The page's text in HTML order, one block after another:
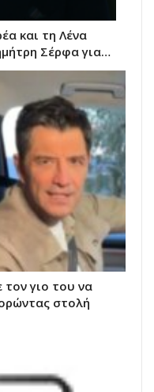
και τη Λένα
Σέρφα για…
τον γιο του να
στολή